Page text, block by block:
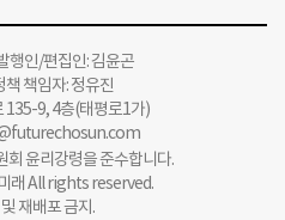
인/편집인: 김윤곤
책임자: 정유진
135-9, 4층(태평로1가)
회 윤리강령을 준수합니다.
래 All rights reserved.
재배포 금지.